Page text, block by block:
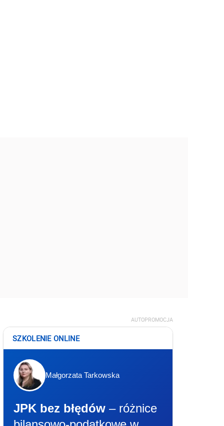
AUTOPROMOCJA
SZKOLENIE ONLINE
Małgorzata Tarkowska
JPK bez błędów – różnice